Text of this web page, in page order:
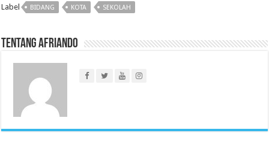
Label BIDANG KOTA SEKOLAH
Tentang Afriando